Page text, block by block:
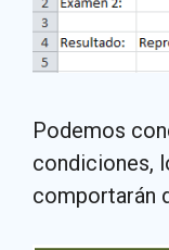
Podemos
condiciones,
comportarán